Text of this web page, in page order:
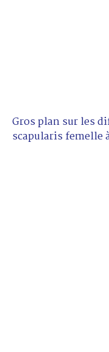
Gros plan sur les
scapularis femelle